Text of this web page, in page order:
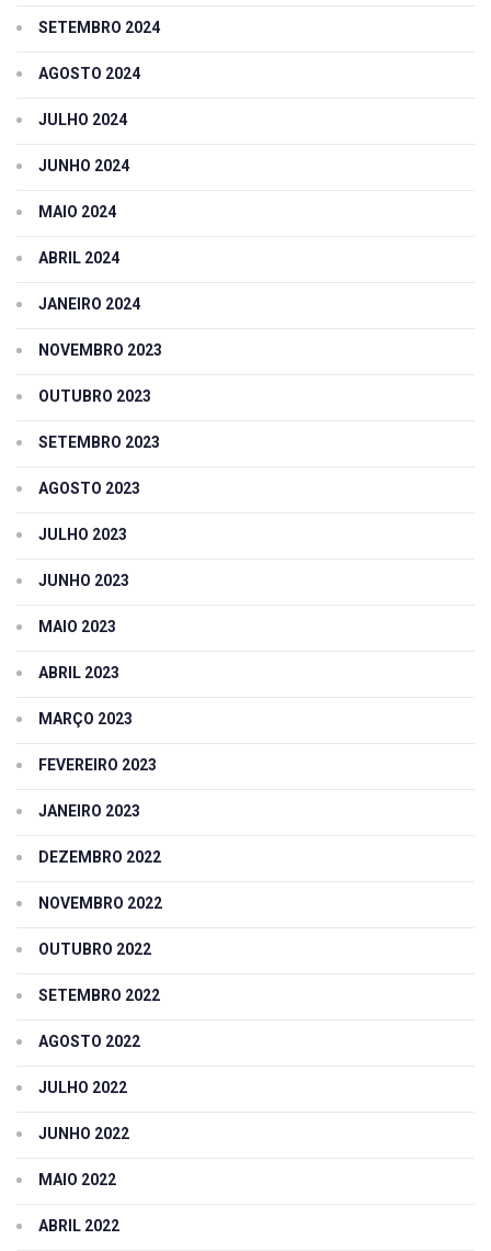
SETEMBRO 2024
AGOSTO 2024
JULHO 2024
JUNHO 2024
MAIO 2024
ABRIL 2024
JANEIRO 2024
NOVEMBRO 2023
OUTUBRO 2023
SETEMBRO 2023
AGOSTO 2023
JULHO 2023
JUNHO 2023
MAIO 2023
ABRIL 2023
MARÇO 2023
FEVEREIRO 2023
JANEIRO 2023
DEZEMBRO 2022
NOVEMBRO 2022
OUTUBRO 2022
SETEMBRO 2022
AGOSTO 2022
JULHO 2022
JUNHO 2022
MAIO 2022
ABRIL 2022